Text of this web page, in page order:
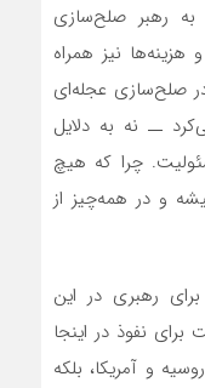
به رهبر صلح‌سازی
هزینه‌ها نیز همراه
واشنگتن در صلح‌سازی عجله‌ای
ــ نه به دلایل
چرا که هیچ
و در همه‌چیز از
رهبری در این
برای نفوذ در اینجا
و آمریکا، بلکه